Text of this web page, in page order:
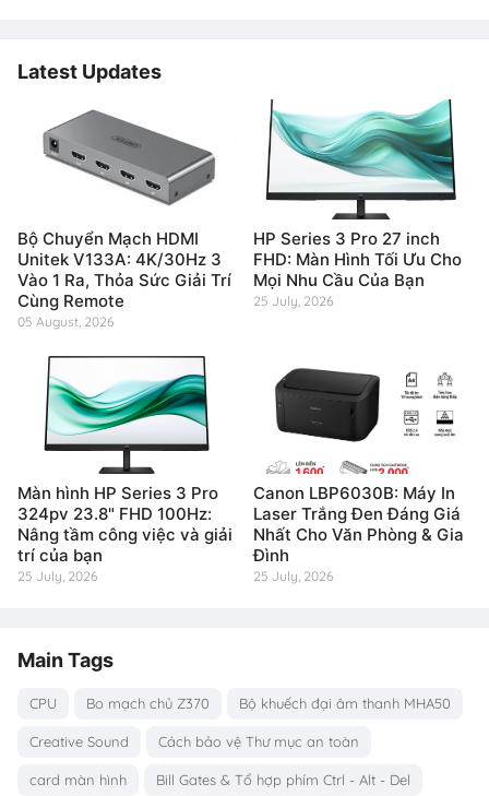
Latest Updates
Bộ Chuyển Mạch HDMI
Unitek V133A: 4K/30Hz 3
Vào 1 Ra, Thỏa Sức Giải Trí
Cùng Remote
05 August, 2026
HP Series 3 Pro 27 inch
FHD: Màn Hình Tối Ưu Cho
Mọi Nhu Cầu Của Bạn
25 July, 2026
Màn hình HP Series 3 Pro
324pv 23.8" FHD 100Hz:
Nâng tầm công việc và giải
trí của bạn
25 July, 2026
Canon LBP6030B: Máy In
Laser Trắng Đen Đáng Giá
Nhất Cho Văn Phòng & Gia
Đình
25 July, 2026
Main Tags
CPU Bo mạch chủ Z370 Bộ khuếch đại âm thanh MHA50
Creative Sound Cách bảo vệ Thư mục an toàn
card màn hình Bill Gates & Tổ hợp phím Ctrl - Alt - Del